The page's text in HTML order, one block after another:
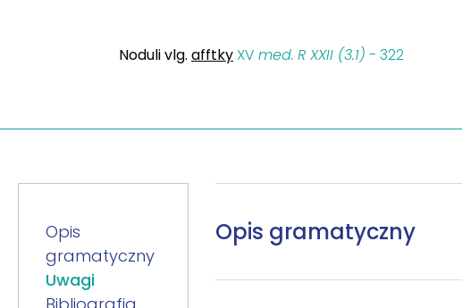
Noduli vlg. afftky XV med. R XXII (3.1) - 322
Opis
gramatyczny
Uwagi
Opis gramatyczny